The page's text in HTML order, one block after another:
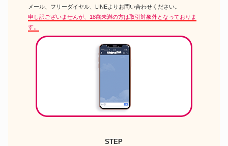
セキグチ momoko DOLL STOP
ひばりくんドール
タカラトミー リカちゃん ふたり
はプリキュアバージョン
グッドスマイルカンパニー ねん
マテル バービー アニバーサリー
バービー 50周年復刻版 Wedding
支 辰 ベビチッチ Lサイズ
メール、フリーダイヤル、LINEよりお問い合わせください。
申し訳ございませんが、18歳未満の方は取引対象外となっておりま
す。
STEP